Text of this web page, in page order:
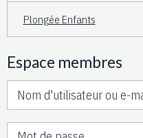
Plongée Enfants
Espace membres